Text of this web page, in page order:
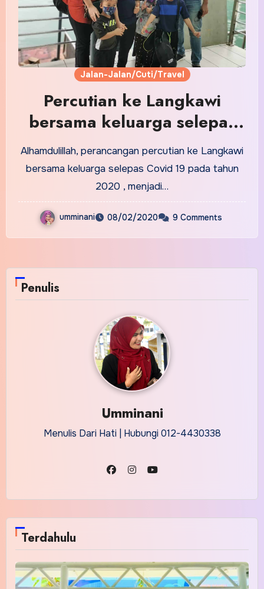
Jalan-Jalan/Cuti/Travel
Percutian ke Langkawi
bersama keluarga selepas
Covid 19
Alhamdulillah, perancangan percutian ke Langkawi
bersama keluarga selepas Covid 19 pada tahun
2020 , menjadi…
umminani 08/02/2020 9 Comments
Penulis
Umminani
Menulis Dari Hati | Hubungi 012-4430338
Terdahulu